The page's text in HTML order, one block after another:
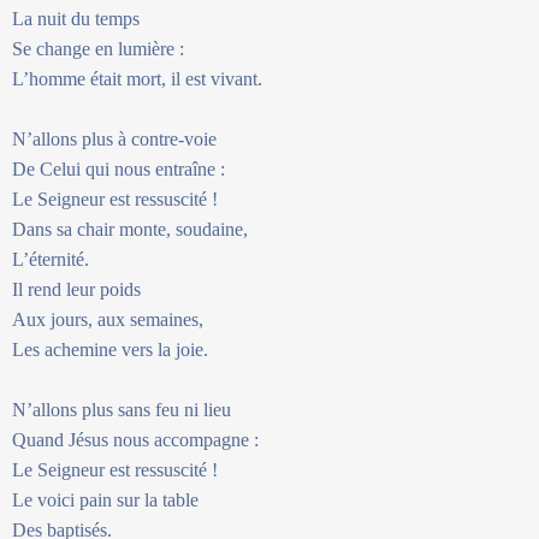
La nuit du temps
Se change en lumière :
L’homme était mort, il est vivant.
N’allons plus à contre-voie
De Celui qui nous entraîne :
Le Seigneur est ressuscité !
Dans sa chair monte, soudaine,
L’éternité.
Il rend leur poids
Aux jours, aux semaines,
Les achemine vers la joie.
N’allons plus sans feu ni lieu
Quand Jésus nous accompagne :
Le Seigneur est ressuscité !
Le voici pain sur la table
Des baptisés.